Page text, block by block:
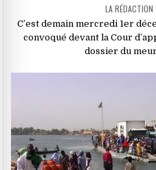
LA RÉDACTION
C’est demain mercredi 1er
convoqué devant la Cour
dossier du